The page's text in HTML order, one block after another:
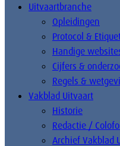
Uitvaartbranche
Opleidingen
Protocol &
Handige
Cijfers &
Regels &
Vakblad Uitvaart
Historie
Redactie /
Archief Vakblad